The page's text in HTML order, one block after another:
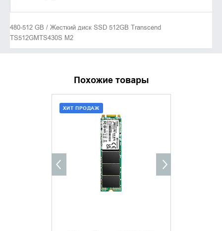
480-512 GB / Жесткий диск SSD 512GB Transcend
TS512GMTS430S M2
Похожие товары
ХИТ ПРОДАЖ
ДОБАВИТЬ В КОРЗИНУ
КУПИТЬ В 1 КЛИК